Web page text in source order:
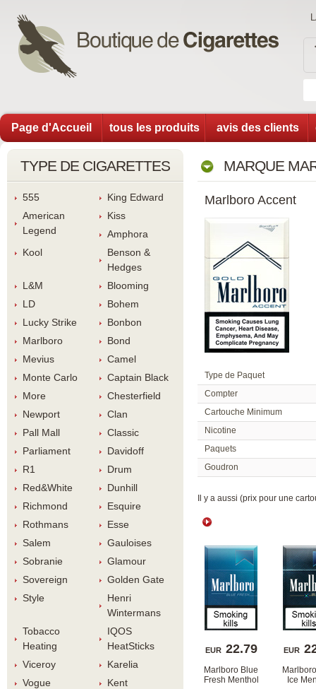
Page d'Accueil tous les produit avis des client
TYPE DE CIGARETTES
555
King Edward
American
Legend
Ki
Amphora
Kool
Benson &
Hedge
L&M
Blooming
LD
Bohem
Lucky Strike
Bonbon
Marlboro
Bond
Meviu
Camel
Monte Carlo
Captain Black
More
Chesterfield
Newport
Clan
Pall Mall
Classic
Parliament
Davidoff
R1
Drum
Red&White
Dunhill
Richmond
Esquire
Rothman
Esse
Salem
Gauloise
Sobranie
Glamour
Sovereign
Golden Gate
Style
Henri
Winterman
Tobacco
Heating
IQOS
HeatStick
Viceroy
Karelia
Vogue
Kent
MARQUE
Marlboro Accent
Type de Paquet
Compter
Cartouche Minimum
Nicotine
Paquet
Goudron
Il y a aussi (prix pour une
EUR 22.79
Marlboro Blue
Fresh Menthol
EUR
Ice